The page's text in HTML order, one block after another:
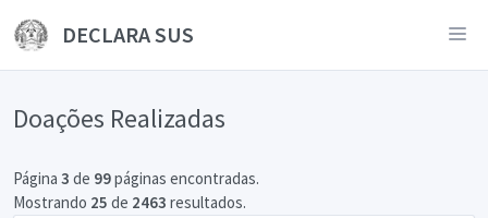
DECLARA SUS
Doações Realizadas
Página 3 de 99páginas encontradas.
Mostrando 25 de 2463 resultados.